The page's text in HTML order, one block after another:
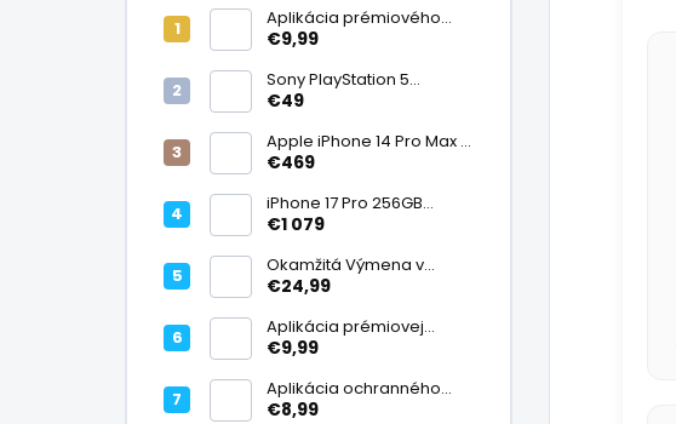
Aplikácia prémiového
ochranného skla na
€9,99
Sony PlayStation 5
DualSense bezdrôtový
Vynikajúci – A
€49
Apple iPhone 14 Pro Max |
Stav: Vynikajúci – A
€469
iPhone 17 Pro 256GB
Cosmic Orange | Stav:
€1 079
Okamžitá Výmena v
Záruke
€24,99
Aplikácia prémiovej
tvrdenej fólie na displej
€9,99
Aplikácia ochranného
skla na fotoaparát
€8,99